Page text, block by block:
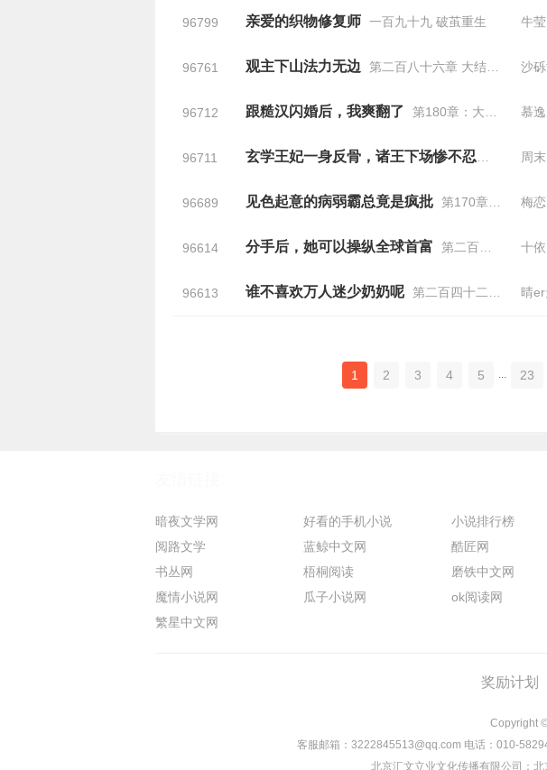
96799 亲爱的织物修复师 一百九十九 破茧重生 牛莹
96761 观主下山法力无边 第二百八十六章 大结局下 沙
96712 跟糙汉闪婚后，我爽翻了 第180章：大结局 慕
96711 第两百
周末
96689 见色起意的病弱霸总竟是疯批 第170章完结 梅
96614 分手后，她可以操纵全球首富 第二百三十五章大结局（四） 十依
96613 谁不喜欢万人迷少奶奶呢 第二百四十二章：一千万 晴
1 2 3 4 5 ... 23
暗夜文学网 好看的手机小说 小说排行榜
阅路文学
蓝鲸中文网 酷匠网
书丛网
梧桐阅读 磨铁中文网
魔情小说网
瓜子小说网 ok阅读网
繁星中文网
奖励计划
Copyright
客服邮箱： 3222845513@qq.com 电话：010-
北京汇文立业文化传播有限公司：